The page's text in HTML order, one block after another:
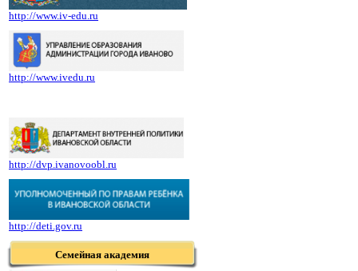
http://www.iv-edu.ru
http://www.ivedu.ru
http://dvp.ivanovoobl.ru
http://deti.gov.ru
Семейная академия